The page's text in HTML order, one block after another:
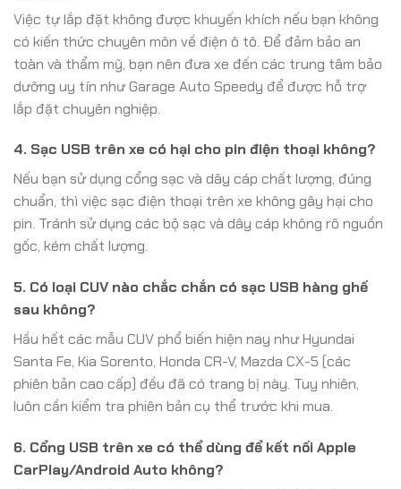
Việc tự lắp đặt không được khuyến khích nếu bạn không
có kiến thức chuyên môn về điện ô tô. Để đảm bảo an
toàn và thẩm mỹ, bạn nên đưa xe đến các trung tâm bảo
dưỡng uy tín như Garage Auto Speedy để được hỗ trợ
lắp đặt chuyên nghiệp.
4. Sạc USB trên xe có hại cho pin điện thoại không?
Nếu bạn sử dụng cổng sạc và dây cáp chất lượng, đúng
chuẩn, thì việc sạc điện thoại trên xe không gây hại cho
pin. Tránh sử dụng các bộ sạc và dây cáp không rõ nguồn
gốc, kém chất lượng.
5. Có loại CUV nào chắc chắn có sạc USB hàng ghế
sau không?
Hầu hết các mẫu CUV phổ biến hiện nay như Hyundai
Santa Fe, Kia Sorento, Honda CR-V, Mazda CX-5 (các
phiên bản cao cấp) đều đã có trang bị này. Tuy nhiên,
luôn cần kiểm tra phiên bản cụ thể trước khi mua.
6. Cổng USB trên xe có thể dùng để kết nối Apple
CarPlay/Android Auto không?